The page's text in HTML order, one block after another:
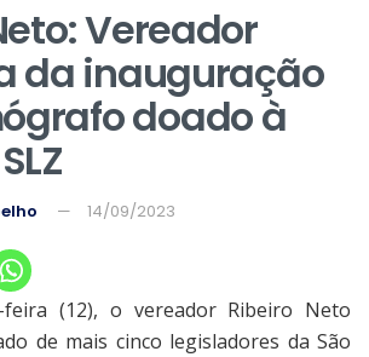
Vereador
da inauguração
doado à
14/09/2023
(12), o vereador Ribeiro Neto
de mais cinco legisladores da São